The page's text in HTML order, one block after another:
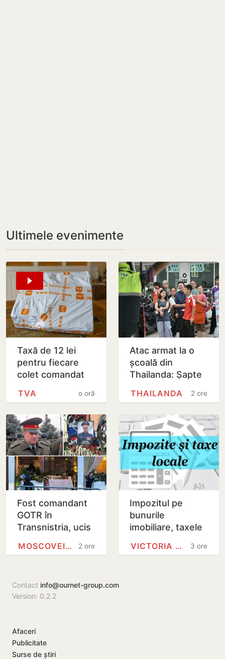
Ultimele evenimente
Taxă de 12 lei
pentru fiecare
colet comandat
internaționale
o oră
TVA
Atac armat la o
școală din
Thailanda: Șapte
după ce un elev
deschis…
2 ore
THAILANDA
Fost comandant
GOTR în
Transnistria, ucis
restaurant la
2 ore
MOSCOVEI, CAHUL
Impozitul pe
bunurile
imobiliare, taxele
rutiere.
3 ore
VICTORIA BELOUS
Contact info@ournet-group.com
Version: 0.2.2
Afaceri
Publicitate
Surse de știri